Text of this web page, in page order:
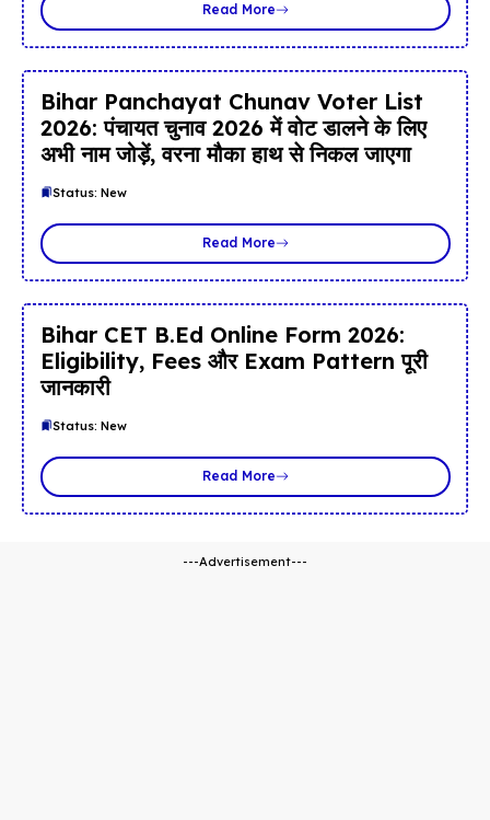
Read More
Bihar Panchayat Chunav Voter List
2026: पंचायत चुनाव 2026 में वोट डालने के लिए
अभी नाम जोड़ें, वरना मौका हाथ से निकल जाएगा
Status: New
Read More
Bihar CET B.Ed Online Form 2026:
Eligibility, Fees और Exam Pattern पूरी
जानकारी
Status: New
Read More
---Advertisement---